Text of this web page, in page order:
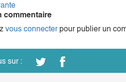
commentaire
vous connecterpour publier un
sur :